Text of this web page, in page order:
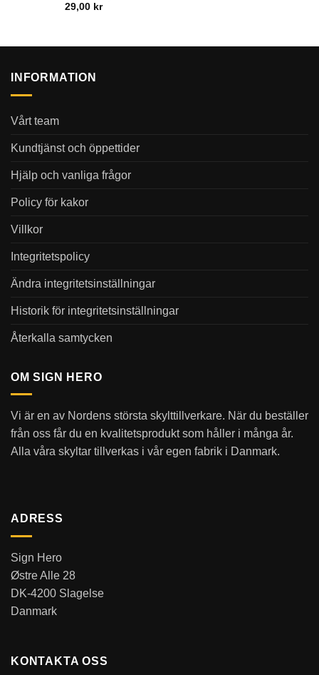
29,00 kr
INFORMATION
Vårt team
Kundtjänst och öppettider
Hjälp och vanliga frågor
Policy för kakor
Villkor
Integritetspolicy
Ändra integritetsinställningar
Historik för integritetsinställningar
Återkalla samtycken
OM SIGN HERO
Vi är en av Nordens största skylttillverkare. När du beställer
från oss får du en kvalitetsprodukt som håller i många år.
Alla våra skyltar tillverkas i vår egen fabrik i Danmark.
ADRESS
Sign Hero
Østre Alle 28
DK-4200 Slagelse
Danmark
KONTAKTA OSS